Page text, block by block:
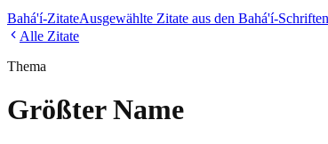
Bahá'í-ZitateAusgewählte Zitate aus den Bahá'í-Schriften
Alle Zitate
Thema
Größter Name